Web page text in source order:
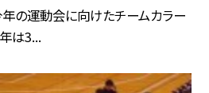
の運動会に向けたチームカラー
は3...